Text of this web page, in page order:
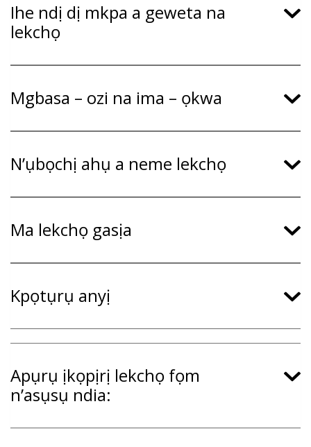
Ihe ndị dị mkpa a geweta na
lekchọ
Mgbasa – ozi na ima – ọkwa
N’ụbọchị ahụ a neme lekchọ
Ma lekchọ gasịa
Kpọtụrụ anyị
Apụrụ ịkọpịrị lekchọ fọm
n’asụsụ ndia: